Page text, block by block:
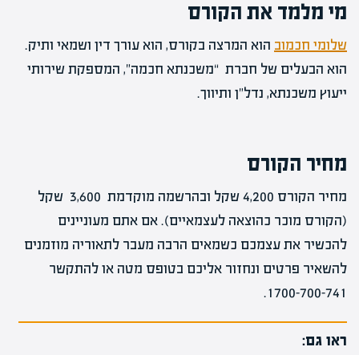
מי מלמד את הקורס
שלומי חכמוב הוא המרצה בקורס, הוא עורך דין ושמאי ותיק.
הוא הבעלים של חברת “משכנתא חכמה”, המספקת שירותי
ייעוץ משכנתא, נדל”ן ותיווך.
מחיר הקורס
מחיר הקורס 4,200 שקל ובהרשמה מוקדמת 3,600 שקל
(הקורס מוכר כהוצאה לעצמאיים). אם אתם מעוניינים
להכשיר את עצמכם כשמאים הרבה מעבר לתאוריה מוזמנים
להשאיר פרטים ונחזור אליכם בטופס מטה או להתקשר
1700-700-741.
ראו גם: